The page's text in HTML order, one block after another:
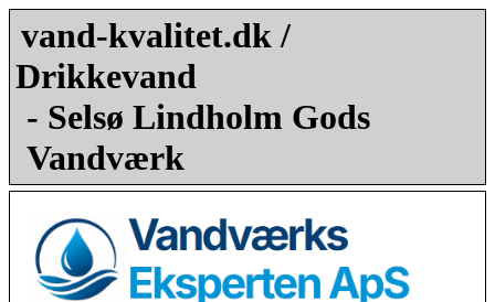
vand-kvalitet.dk /
Drikkevand
- Selsø Lindholm Gods
Vandværk